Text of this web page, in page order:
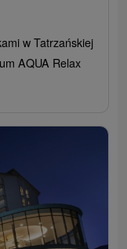
w Tatrzańskiej
AQUA Relax